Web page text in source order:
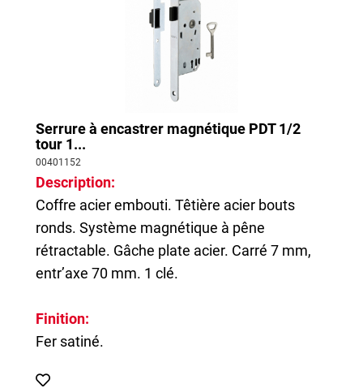
Serrure à encastrer magnétique PDT 1/2
tour 1...
00401152
Description:
Coffre acier embouti. Têtière acier bouts
ronds. Système magnétique à pêne
rétractable. Gâche plate acier. Carré 7 mm,
entr’axe 70 mm. 1 clé.
Finition:
Fer satiné.